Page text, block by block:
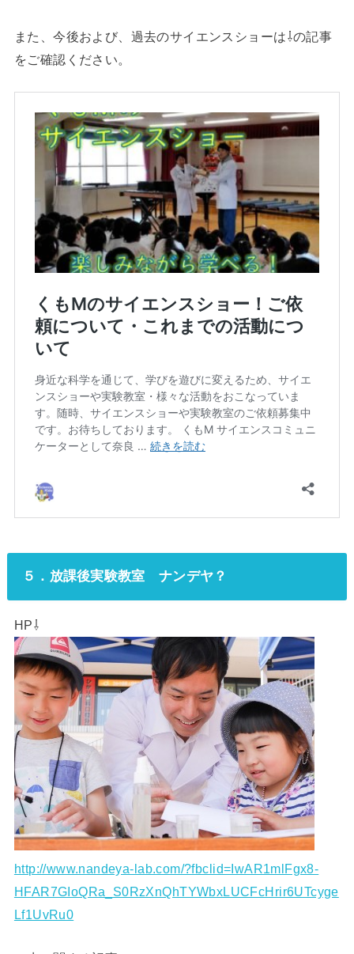
また、今後および、過去のサイエンスショーは⇩の記事
をご確認ください。
５．放課後実験教室 ナンデヤ？
HP⇩
http://www.nandeya-lab.com/?fbclid=IwAR1mlFgx8-
HFAR7GIoQRa_S0RzXnQhTYWbxLUCFcHrir6UTcyge
Lf1UvRu0